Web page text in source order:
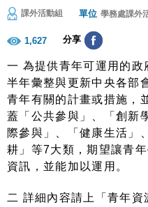
課外活動組 單位 學務處課外
1,627 分享
一 為提供青年可運用的
半年彙整與更新中央各部
青年有關的計畫或措施，
蓋「公共參與」、「創新
際參與」、「健康生活」
耕」等7大類，期望讓青
資訊，並能加以運用。
二 詳細內容請上「青年資